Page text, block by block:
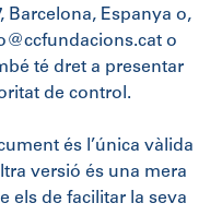
Barcelona, Espanya o,
o
té dret a presentar
de control.
és l’única vàlida
versió és una mera
els de facilitar la seva